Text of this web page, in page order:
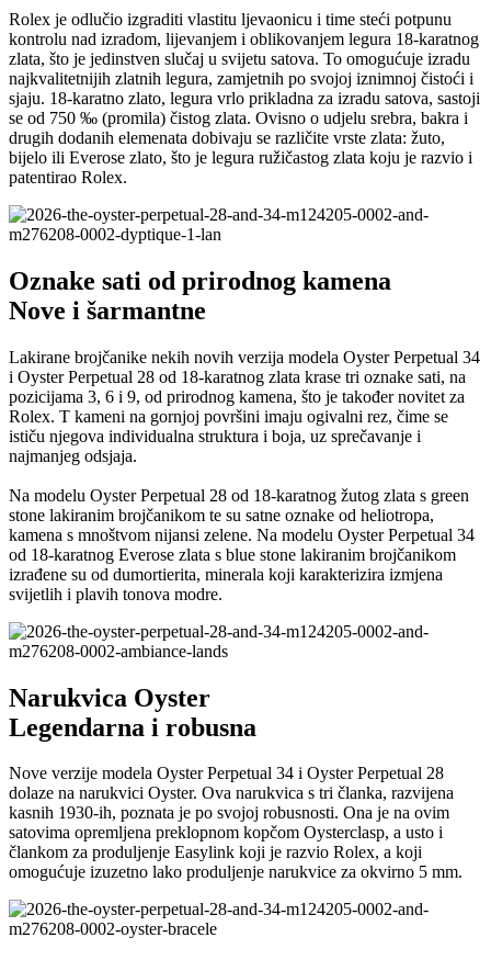
Rolex je odlučio izgraditi vlastitu ljevaonicu i time steći potpunu
kontrolu nad izradom, lijevanjem i oblikovanjem legura 18-karatnog
zlata, što je jedinstven slučaj u svijetu satova. To omogućuje izradu
najkvalitetnijih zlatnih legura, zamjetnih po svojoj iznimnoj čistoći i
sjaju. 18-karatno zlato, legura vrlo prikladna za izradu satova, sastoji
se od 750 ‰ (promila) čistog zlata. Ovisno o udjelu srebra, bakra i
drugih dodanih elemenata dobivaju se različite vrste zlata: žuto,
bijelo ili Everose zlato, što je legura ružičastog zlata koju je razvio i
patentirao Rolex.
Oznake sati od prirodnog kamena
Nove i šarmantne
Lakirane brojčanike nekih novih verzija modela Oyster Perpetual 34
i Oyster Perpetual 28 od 18-karatnog zlata krase tri oznake sati, na
pozicijama 3, 6 i 9, od prirodnog kamena, što je također novitet za
Rolex. T kameni na gornjoj površini imaju ogivalni rez, čime se
ističu njegova individualna struktura i boja, uz sprečavanje i
najmanjeg odsjaja.
Na modelu Oyster Perpetual 28 od 18-karatnog žutog zlata s green
stone lakiranim brojčanikom te su satne oznake od heliotropa,
kamena s mnoštvom nijansi zelene. Na modelu Oyster Perpetual 34
od 18-karatnog Everose zlata s blue stone lakiranim brojčanikom
izrađene su od dumortierita, minerala koji karakterizira izmjena
svijetlih i plavih tonova modre.
Narukvica Oyster
Legendarna i robusna
Nove verzije modela Oyster Perpetual 34 i Oyster Perpetual 28
dolaze na narukvici Oyster. Ova narukvica s tri članka, razvijena
kasnih 1930-ih, poznata je po svojoj robusnosti. Ona je na ovim
satovima opremljena preklopnom kopčom Oysterclasp, a usto i
člankom za produljenje Easylink koji je razvio Rolex, a koji
omogućuje izuzetno lako produljenje narukvice za okvirno 5 mm.